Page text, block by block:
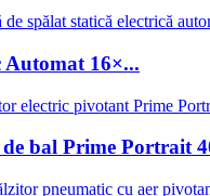
Automat 16×...
bal Prime Portrait